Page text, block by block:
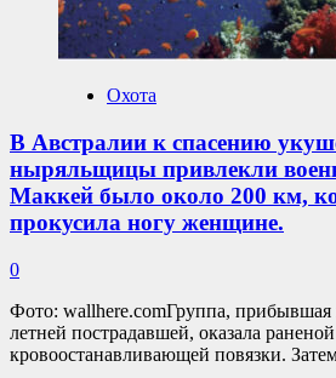
Росрыболовства
в
водоохраной
реки
в
Моздокском
районе
РСО-
Алания
задержали
гражданина,
который
добывал
Охота
В Австралии к спасению
ныряльщицы привлекли
Маккей было около 200 км,
прокусила ногу женщине.
0
Фото: wallhere.comГруппа, прибывшая
летней пострадавшей, оказала
кровоостанавливающей повязки.